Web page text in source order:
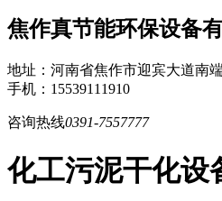
焦作真节能环保设备
地址：河南省焦作市迎宾大道南
手机：15539111910
咨询热线0391-7557777
化工污泥干化设